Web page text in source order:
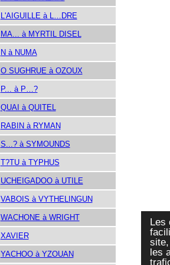
Les
les
L'AIGUILLE à L…DRE
MA... à MYRTIL DISEL
N à NUMA
O SUGHRUE à OZOUX
P... à P…?
QUAI à QUITEL
RABIN à RYMAN
S...? à SYMOUNDS
T?TU à TYPHUS
UCHEIGADOO à UTILE
VABOIS à VYTHELINGUN
WACHONE à WRIGHT
XAVIER
YACHOO à YZOUAN